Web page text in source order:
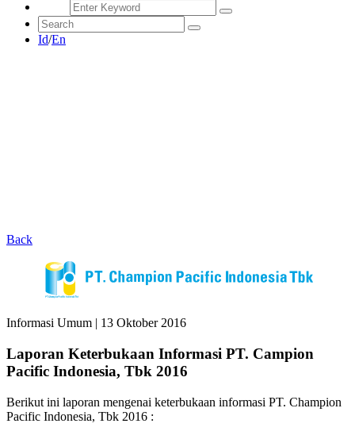
Id/En
Back
Informasi Umum | 13 Oktober 2016
Laporan Keterbukaan Informasi PT. Campion
Pacific Indonesia, Tbk 2016
Berikut ini laporan mengenai keterbukaan informasi PT. Champion
Pacific Indonesia, Tbk 2016 :